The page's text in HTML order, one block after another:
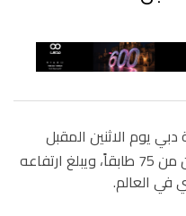
يوم الاثنين المقبل
تدشين "برج إنفينيتي" الذي يتكون من من 75 طابقاً، ويبلغ ارتفاعه